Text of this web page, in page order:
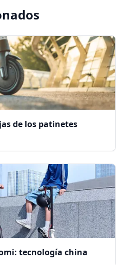
de los patinetes
tecnología china